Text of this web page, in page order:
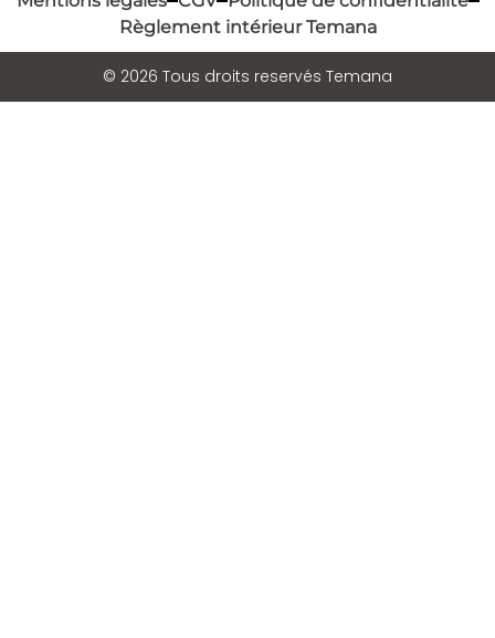
Règlement intérieur Temana
© 2026 Tous droits reservés Temana